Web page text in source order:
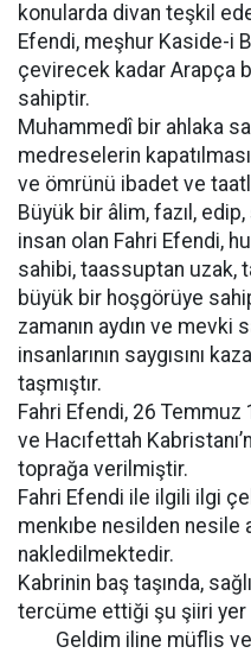
konularda divan teşkil
Efendi, meşhur Kaside-i
çevirecek kadar Arapça
sahiptir.
Muhammedî bir ahlaka
medreselerin
ve ömrünü ibadet ve
Büyük bir âlim, fazıl,
insan olan Fahri Efendi,
sahibi, taassuptan uzak,
büyük bir hoşgörüye
zamanın aydın ve mevki
insanlarının saygısını
taşmıştır.
Fahri Efendi, 26
ve Hacıfettah
toprağa verilmiştir.
Fahri Efendi ile ilgili ilgi
menkıbe nesilden nesile
nakledilmektedir.
Kabrinin baş taşında,
tercüme ettiği şu şiiri yer
Geldim iline müflis ve